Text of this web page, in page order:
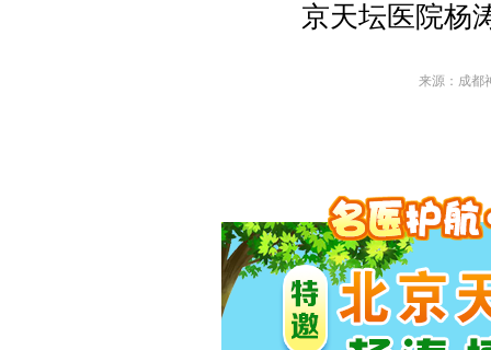
京天坛医院杨
来源：成都